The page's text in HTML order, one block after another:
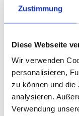
Zustimmung
Diese Webseite
Wir verwenden
personalisieren,
zu können und die
analysieren.
Verwendung
Wenn Sie nach
Menü auf der linken
nicht zu allen
Einbetten
Unter jedem Video
auf Ihrer Webseite